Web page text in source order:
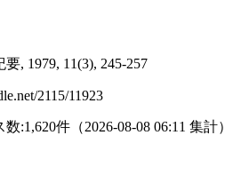
, 1979, 11(3), 245-257
2115/11923
数:1,620件 （2026-08-08 06:11 集計）